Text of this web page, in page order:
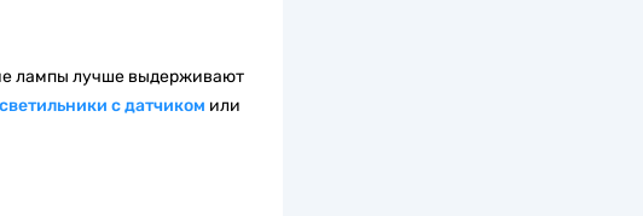
лампы лучше выдерживают
светильники с датчиком или